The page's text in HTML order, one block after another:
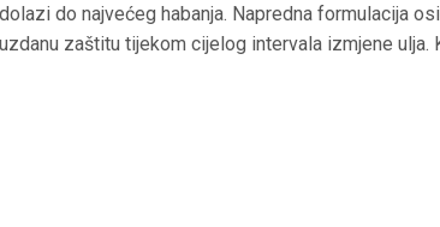
do najvećeg habanja. Napredna formulacija
zaštitu tijekom cijelog intervala izmjene ulja.